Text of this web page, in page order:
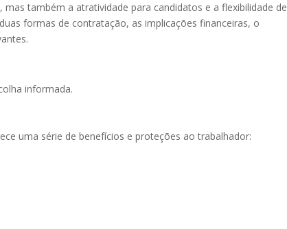
também a atratividade para candidatos e a flexibilidade de
formas de contratação, as implicações financeiras, o
informada.
uma série de benefícios e proteções ao trabalhador: